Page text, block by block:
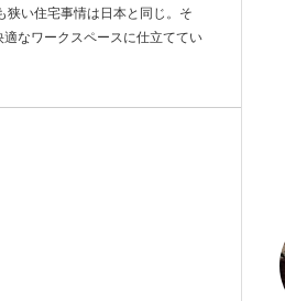
狭い住宅事情は日本と同じ。そ
なワークスペースに仕立ててい